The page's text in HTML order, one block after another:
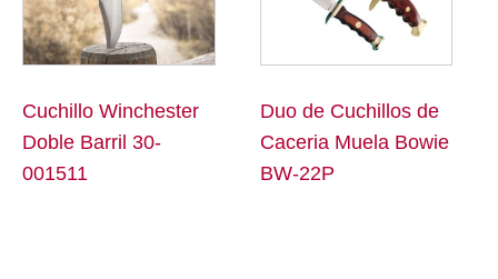
Cuchillo Winchester
Doble Barril 30-
001511
Duo de Cuchillos de
Caceria Muela Bowie
BW-22P